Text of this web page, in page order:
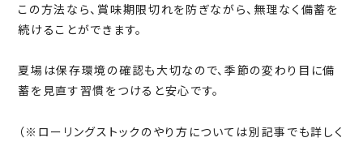
この方法なら、賞味期限切れを防ぎながら、無理なく備蓄を
続けることができます。
夏場は保存環境の確認も大切なので、季節の変わり目に備
蓄を見直す習慣をつけると安心です。
（※ローリングストックのやり方については別記事でも詳しく